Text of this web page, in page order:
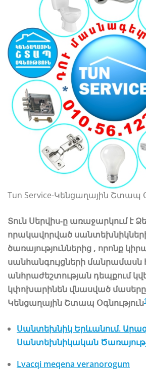
Tun Service-Կենցաղային Շտապ
Տուն Սերվիս-ը առաջարկում է
որակավորված
ծառայություններից , որոնք
սանհանգույցների
անհրաժեշտության դեպքում
կփոխարինեն վնասված
Կենցաղային Շտապ Օգնություն1
Սանտեխնիկ Երևանում.
Սանտեխնիկական
Lvacqi meqena veranorogum